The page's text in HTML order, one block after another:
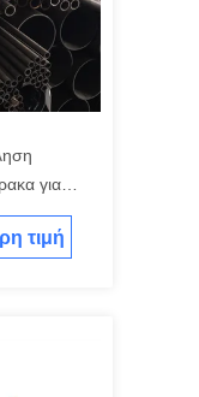
για
τιμή